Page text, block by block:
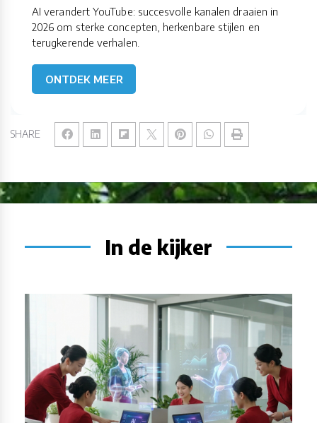
SHARE
AI verandert YouTube: succesvolle kanalen draaien in
2026 om sterke concepten, herkenbare stijlen en
terugkerende verhalen.
ONTDEK MEER
In de kijker